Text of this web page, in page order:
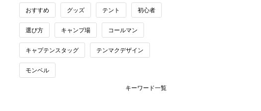
おすすめ グッズ テント 初心者
選び方 キャンプ場 コールマン
キャプテンスタッグ テンマクデザイン
モンベル
キーワード一覧